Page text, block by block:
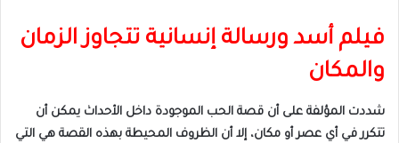
فيلم أسد ورسالة إنسانية تتجاوز الزمان
والمكان
شددت المؤلفة على أن قصة الحب الموجودة داخل الأحداث يمكن أن
تتكرر في أي عصر أو مكان، إلا أن الظروف المحيطة بهذه القصة هي التي